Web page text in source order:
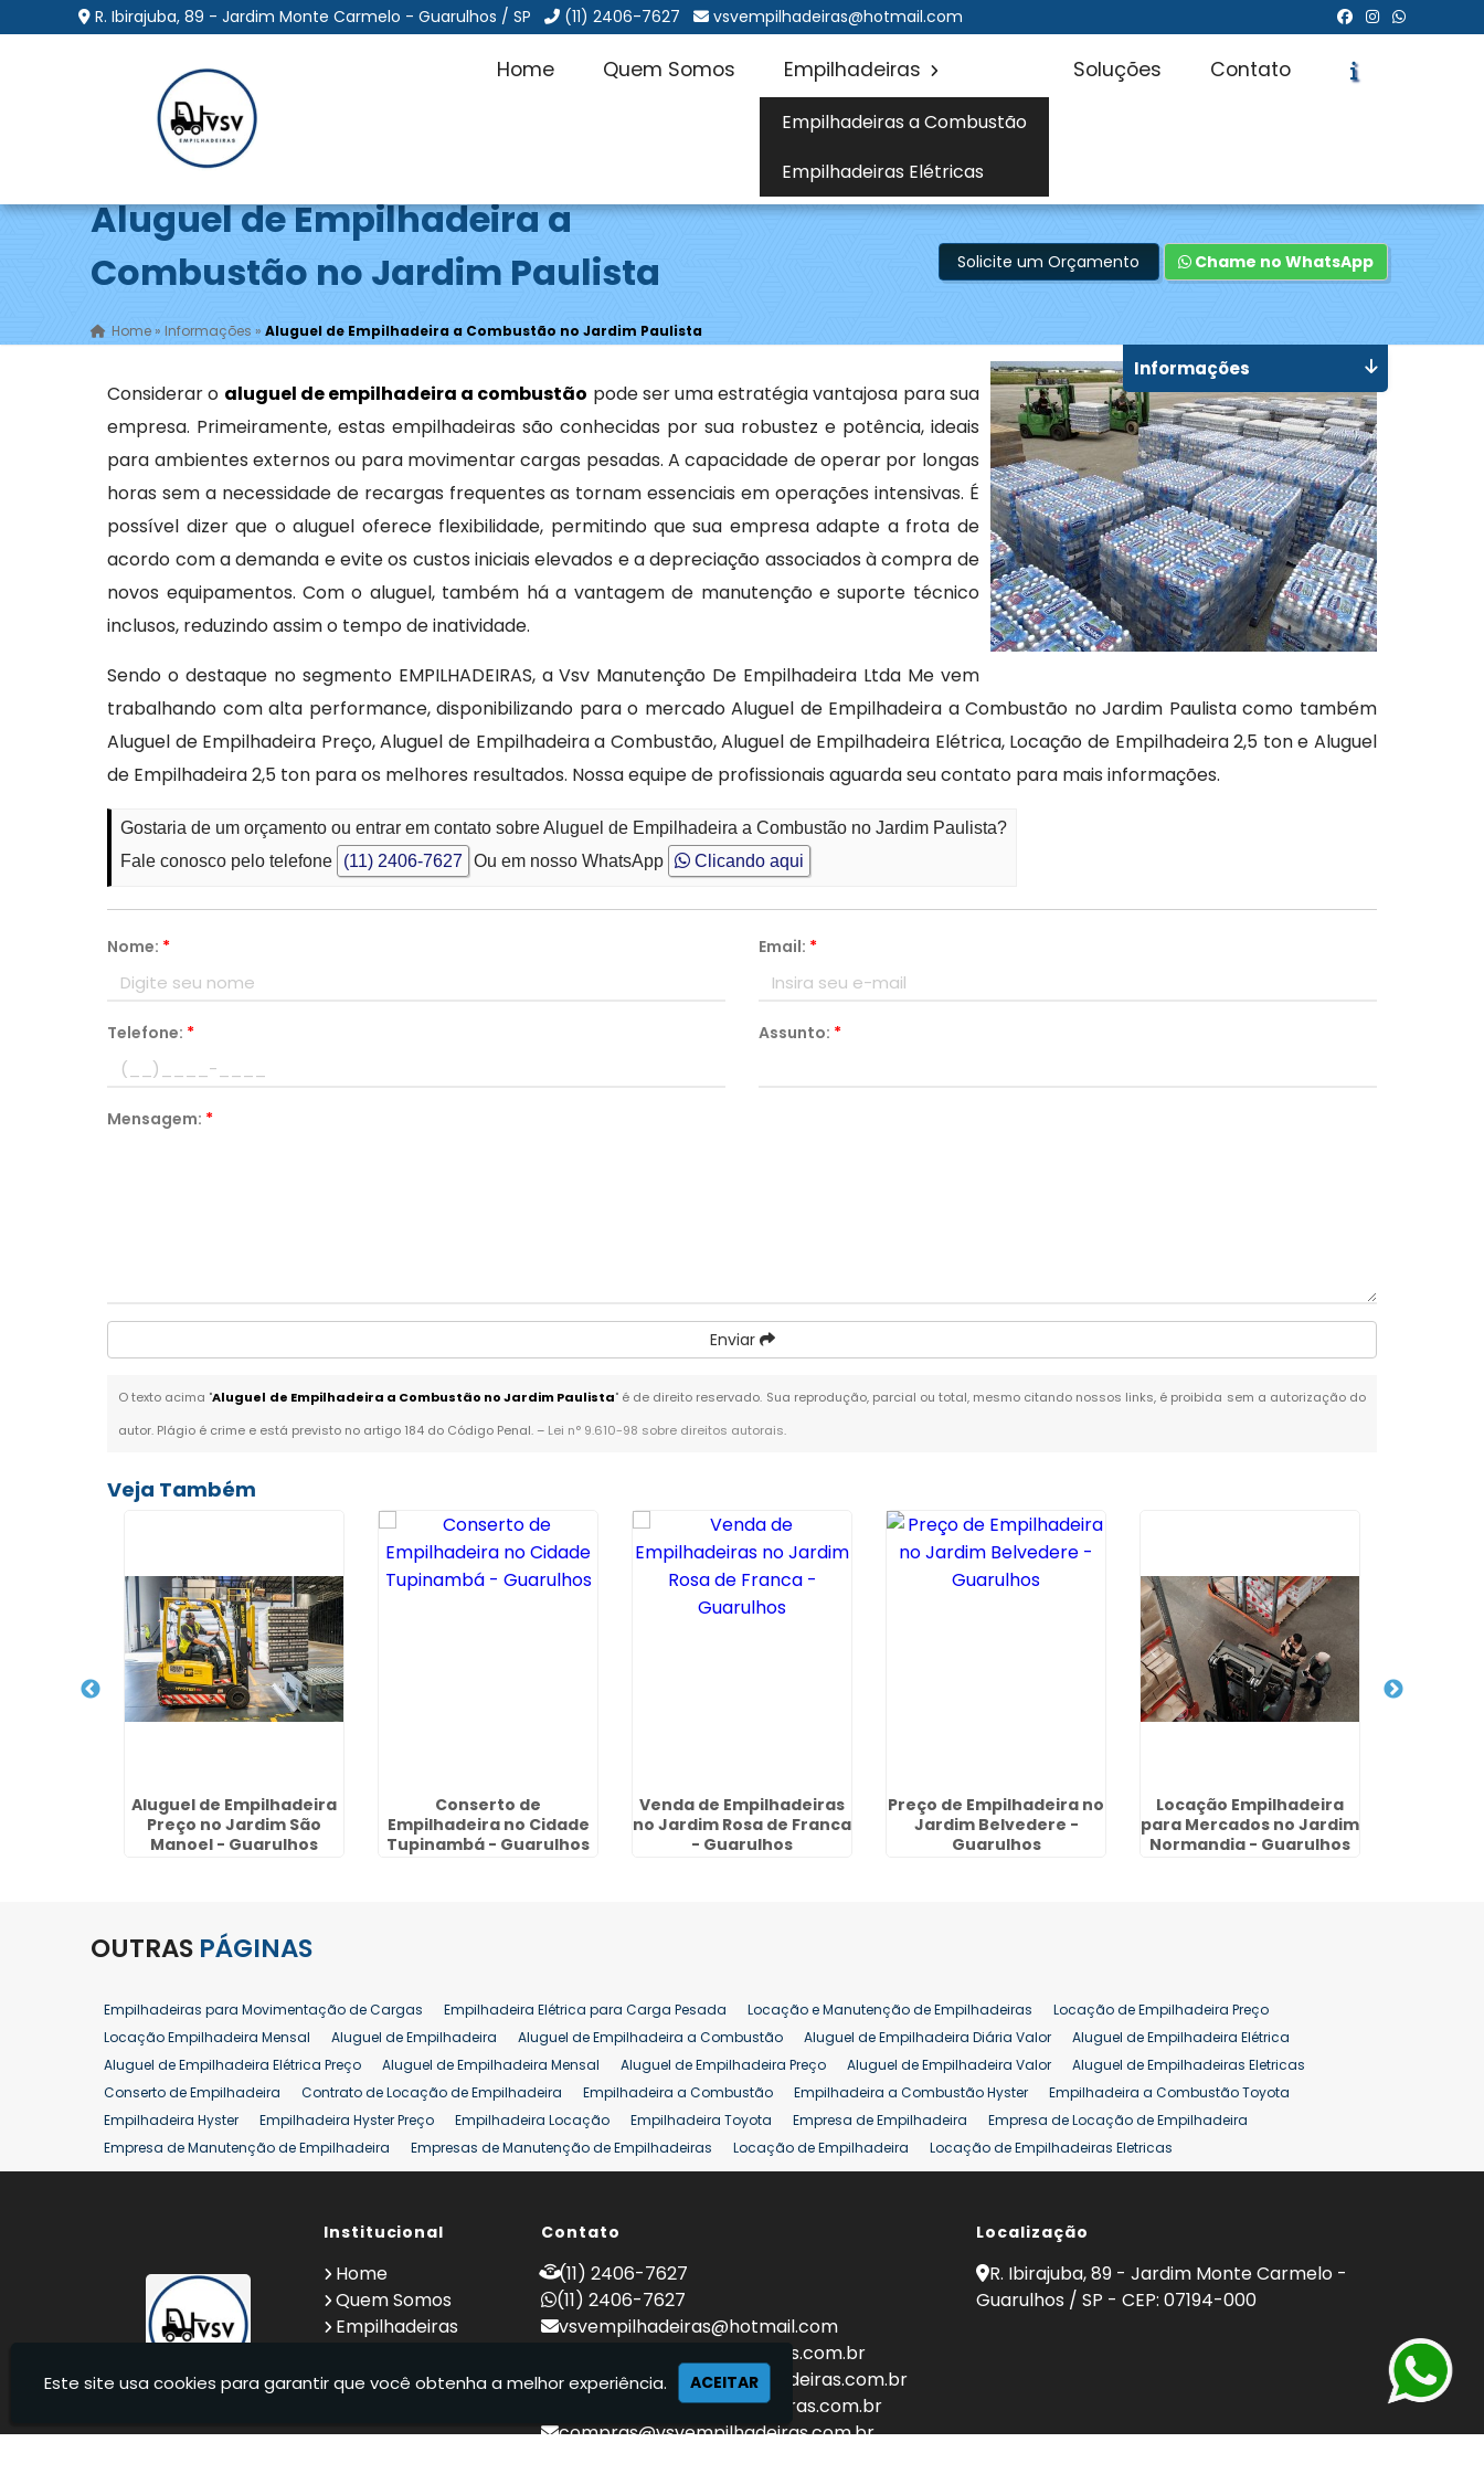
R. Ibirajuba, 89 - Jardim Monte Carmelo - Guarulhos / SP (11) 2406-7627 vsvempilhadeiras@hotmail.com
Home Quem Somos Empilhadeiras
Empilhadeiras a Combustão
Empilhadeiras Elétricas
Soluções Contato
Aluguel de Empilhadeira a
Combustão no Jardim Paulista
Home »Informações »Aluguel de Empilhadeira a Combustão no Jardim Paulista
Solicite um Orçamento Chame no WhatsApp
Considerar o aluguel de empilhadeira a combustão pode ser uma estratégia vantajosa para sua
empresa. Primeiramente, estas empilhadeiras são conhecidas por sua robustez e potência, ideais
para ambientes externos ou para movimentar cargas pesadas. A capacidade de operar por longas
horas sem a necessidade de recargas frequentes as tornam essenciais em operações intensivas. É
possível dizer que o aluguel oferece flexibilidade, permitindo que sua empresa adapte a frota de
acordo com a demanda e evite os custos iniciais elevados e a depreciação associados à compra de
novos equipamentos. Com o aluguel, também há a vantagem de manutenção e suporte técnico
inclusos, reduzindo assim o tempo de inatividade.
Sendo o destaque no segmento EMPILHADEIRAS, a Vsv Manutenção De Empilhadeira Ltda Me vem
trabalhando com alta performance, disponibilizando para o mercado Aluguel de Empilhadeira a Combustão no Jardim Paulista como também
Aluguel de Empilhadeira Preço, Aluguel de Empilhadeira a Combustão, Aluguel de Empilhadeira Elétrica, Locação de Empilhadeira 2,5 ton e Aluguel
de Empilhadeira 2,5 ton para os melhores resultados. Nossa equipe de profissionais aguarda seu contato para mais informações.
Gostaria de um orçamento ou entrar em contato sobre Aluguel de Empilhadeira a Combustão no Jardim Paulista?
Fale conosco pelo telefone
(11) 2406-7627 Ou em nosso WhatsApp Clicando aqui
Nome: * Email: *
Telefone: * Assunto: *
Mensagem: *
Enviar
O texto acima "Aluguel de Empilhadeira a Combustão no Jardim Paulista" é de direito reservado. Sua reprodução, parcial ou total, mesmo citando nossos links, é proibida sem a autorização do
autor. Plágio é crime e está previsto no artigo 184 do Código Penal. – Lei n° 9.610-98 sobre direitos autorais.
Informações
Veja Também
Aluguel de Empilhadeira
Preço no Jardim São
Manoel - Guarulhos
Conserto de
Empilhadeira no Cidade
Tupinambá - Guarulhos
Venda de Empilhadeiras
no Jardim Rosa de Franca
- Guarulhos
Preço de Empilhadeira no
Jardim Belvedere -
Guarulhos
Locação Empilhadeira
para Mercados no Jardim
Normandia - Guarulhos
OUTRAS PÁGINAS
Empilhadeiras para Movimentação de Cargas Empilhadeira Elétrica para Carga Pesada Locação e Manutenção de Empilhadeiras
Locação de Empilhadeira Preço
Locação Empilhadeira Mensal
Aluguel de Empilhadeira Aluguel de Empilhadeira a Combustão Aluguel de Empilhadeira Diária Valor
Aluguel de Empilhadeira Elétrica
Aluguel de Empilhadeira Elétrica Preço
Aluguel de Empilhadeira Mensal Aluguel de Empilhadeira Preço Aluguel de Empilhadeira Valor
Aluguel de Empilhadeiras Eletricas
Conserto de Empilhadeira
Contrato de Locação de Empilhadeira Empilhadeira a Combustão Empilhadeira a Combustão Hyster
Empilhadeira a Combustão Toyota
Empilhadeira Hyster
Empilhadeira Hyster Preço Empilhadeira Locação Empilhadeira Toyota Empresa de Empilhadeira
Empresa de Locação de Empilhadeira
Empresa de Manutenção de Empilhadeira
Empresas de Manutenção de Empilhadeiras Locação de Empilhadeira
Locação de Empilhadeiras Eletricas
Locação Empilhadeira Hyster
Locação Empilhadeira para Hipermercados Locação Empilhadeira para Mercados
Manutenção de Empilhadeiras
Comprar Empilhadeira Comprar Empilhadeira Elétrica Comprar Empilhadeira Hyster
Locação de Empilhadeira 25 ton
Comprar Empilhadeira 25 ton Empilhadeira a Combustão 25 ton Preço de Empilhadeira 25 ton Venda Empilhadeiras 25 ton
Institucional
Home
Quem Somos
Empilhadeiras
Informações
Contato
(11) 2406-7627
(11) 2406-7627
vsvempilhadeiras@hotmail.com
locacao@vsvempilhadeiras.com.br
manutencao@vsvempilhadeiras.com.br
financeiro@vsvempilhadeiras.com.br
compras@vsvempilhadeiras.com.br
Localização
R. Ibirajuba, 89 - Jardim Monte Carmelo -
Guarulhos / SP - CEP: 07194-000
Este site usa cookies para garantir que você obtenha a melhor experiência. ACEITAR